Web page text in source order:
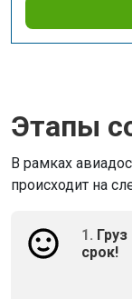
Этапы
В рамках
происходит на
1.
срок!